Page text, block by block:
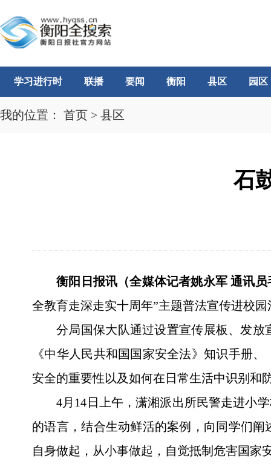
学习进行时 联播 要闻 衡阳 县区 园区
我的位置： 首页 > 县区
石
衡阳日报讯（全媒体记者姚永军 通讯员
全教育走深走实十周年”主题普法宣传进校
分局国保大队通过设置宣传展板、发
《中华人民共和国国家安全法》知识手册
安全的重要性以及如何在日常生活中识别和
4月14日上午，潇湘派出所民警走进小
的语言，结合生动鲜活的案例，向同学们
自身做起，从小事做起，自觉抵制危害国家